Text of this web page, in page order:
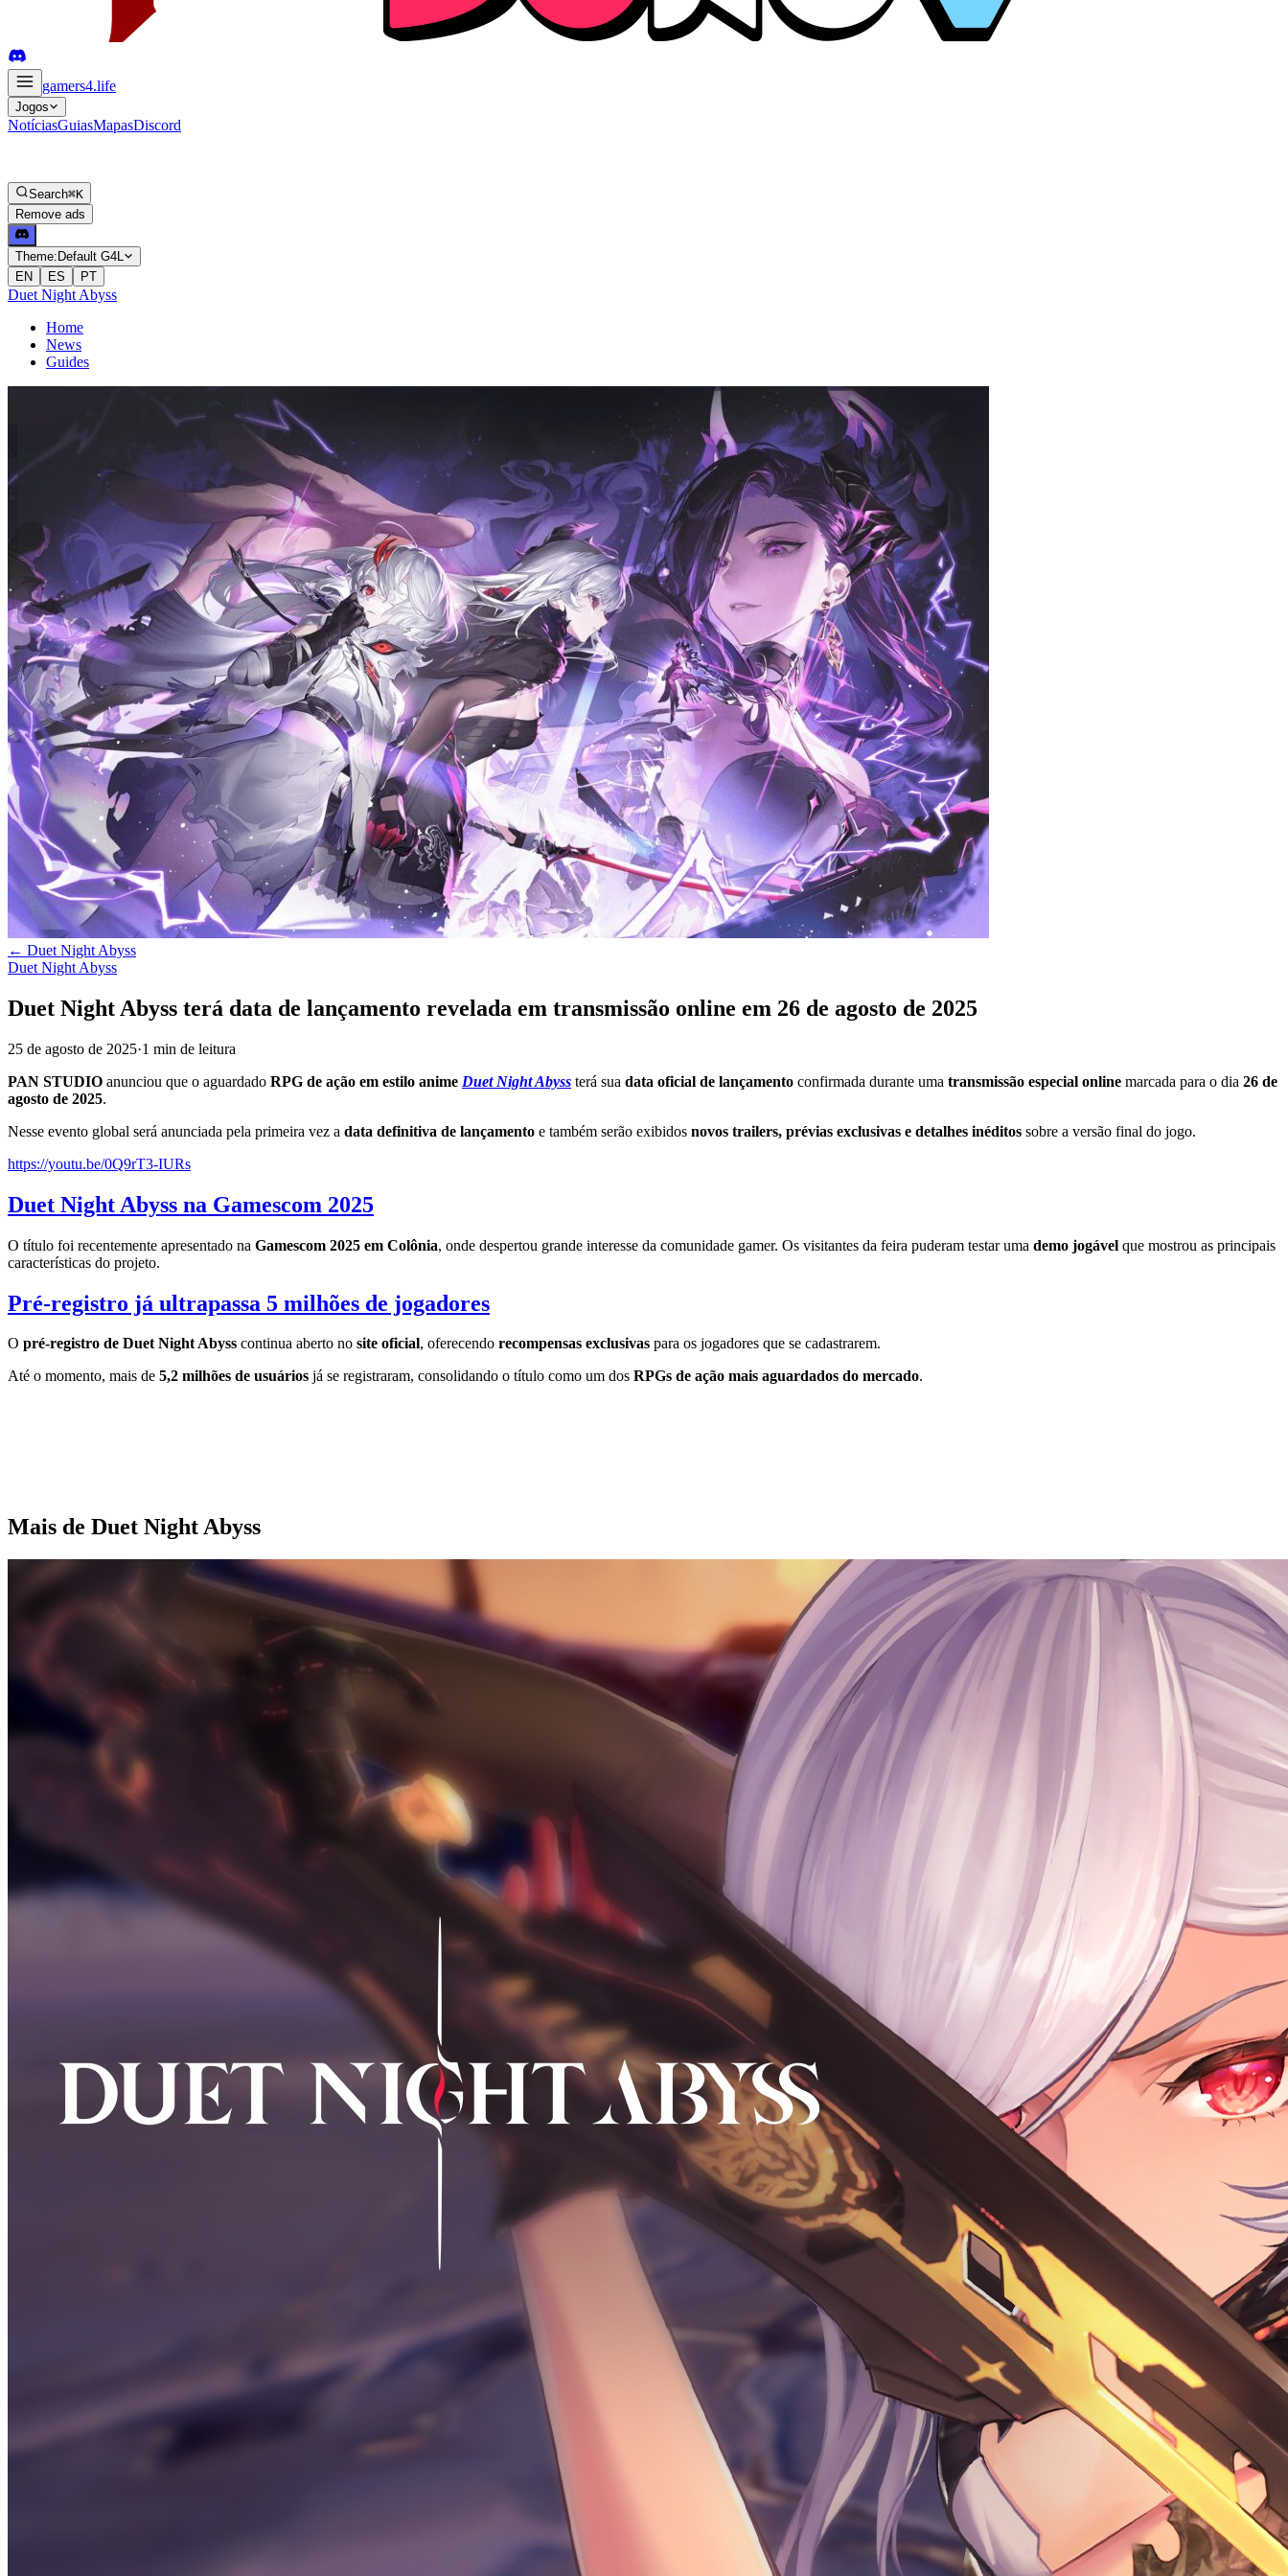
gamers4.life
Jogos
NotíciasGuiasMapasDiscord
Search⌘K
Remove ads
Theme: Default G4L
EN
ES PT
Duet Night Abyss
Home
News
Guides
← Duet Night Abyss
Duet Night Abyss
Duet Night Abyss terá data de lançamento revelada em transmissão online em 26 de agosto de 2025
25 de agosto de 2025·1 min de leitura
PAN STUDIO anunciou que o aguardado RPG de ação em estilo anime Duet Night Abyss terá sua data oficial de lançamento confirmada durante uma transmissão especial online marcada para o dia 26 de
agosto de 2025.
Nesse evento global será anunciada pela primeira vez a data definitiva de lançamento e também serão exibidos novos trailers, prévias exclusivas e detalhes inéditos sobre a versão final do jogo.
https://youtu.be/0Q9rT3-IURs
Duet Night Abyss na Gamescom 2025
O título foi recentemente apresentado na Gamescom 2025 em Colônia, onde despertou grande interesse da comunidade gamer. Os visitantes da feira puderam testar uma demo jogável que mostrou as principais
características do projeto.
Pré-registro já ultrapassa 5 milhões de jogadores
O pré-registro de Duet Night Abyss continua aberto no site oficial, oferecendo recompensas exclusivas para os jogadores que se cadastrarem.
Até o momento, mais de 5,2 milhões de usuários já se registraram, consolidando o título como um dos RPGs de ação mais aguardados do mercado.
Mais de Duet Night Abyss